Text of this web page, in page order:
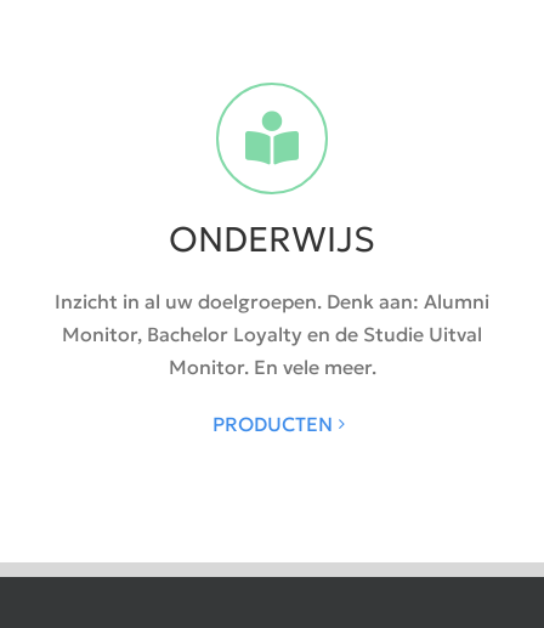
ONDERWIJS
Inzicht in al uw doelgroepen. Denk aan: Alumni
Monitor, Bachelor Loyalty en de Studie Uitval
Monitor. En vele meer.
PRODUCTEN